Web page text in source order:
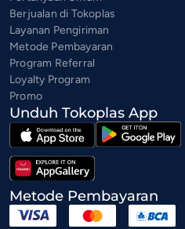
Berjualan di Tokoplas
Layanan Pengiriman
Metode Pembayaran
Program Referral
Loyalty Program
Promo
Unduh Tokoplas App
Metode Pembayaran